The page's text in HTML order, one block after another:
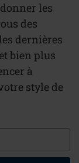
les
des
dernières
bien plus
à
style de